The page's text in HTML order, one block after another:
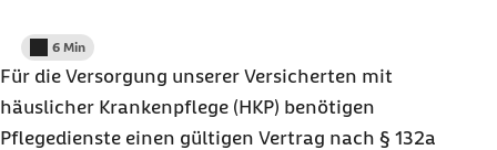
Lesedauer weniger als
6 Min
Für die Versorgung unserer Versicherten mit
häuslicher Krankenpflege (HKP) benötigen
Pflegedienste einen gültigen Vertrag nach § 132a